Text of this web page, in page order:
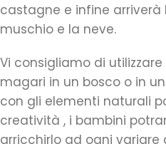
castagne e infine arriverà
muschio e la neve.
Vi consigliamo di
magari in un bosco o in
con gli elementi naturali
creatività , i bambini
arricchirlo ad ogni variare